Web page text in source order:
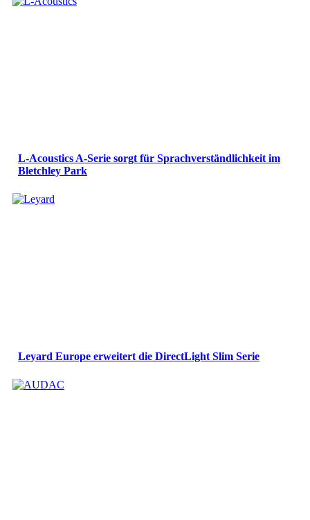
L-Acoustics A-Serie sorgt für Sprachverständlichkeit im
Bletchley Park
Leyard Europe erweitert die DirectLight Slim Serie